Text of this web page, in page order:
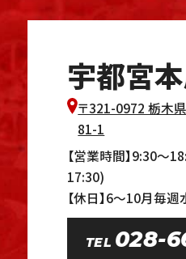
宇都宮
〒321-0972 栃木
81-1
【営業時間】9:30～
17:30)
【休日】6～10月毎
TEL 028-